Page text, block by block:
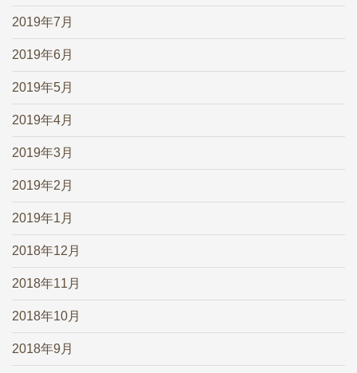
2019年7月
2019年6月
2019年5月
2019年4月
2019年3月
2019年2月
2019年1月
2018年12月
2018年11月
2018年10月
2018年9月